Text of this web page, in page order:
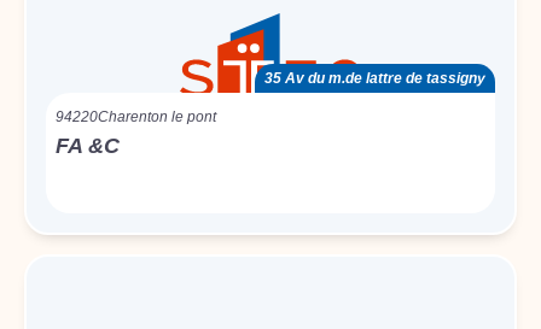
35 Av du m.de lattre de tassigny
94220Charenton le pont
FA &C